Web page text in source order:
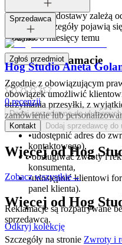
Opcje i koszt dostawy zależą
dostawy. Szczegóły pojawią
koszyku.
Zwroty i reklamacje
Zgodnie z obowiązującym
obowiązek umożliwić
otrzymania przesyłki, z
zamówienie lub
•udostępnić adres do
kontaktowego),
•obsługiwać zwroty i
konsumenta,
•udostępnić klientowi
panel klienta).
Reklamacje są rozpatrywane
sprzedawcą.
Szczegóły na stronie Zwroty i
Tagi:
Dodano:6 miesięcy temu
Zgłoś przedmiot
Sprzedawca
Hog Studio Aneta
0recenzji
Dodaj sprzedawcę do ulubionych
Kontakt
Dodaj sprzedawcę do
Więcej odHog
Zobacz wszystkie→
Więcej od Hog
Odkryj kolekcję